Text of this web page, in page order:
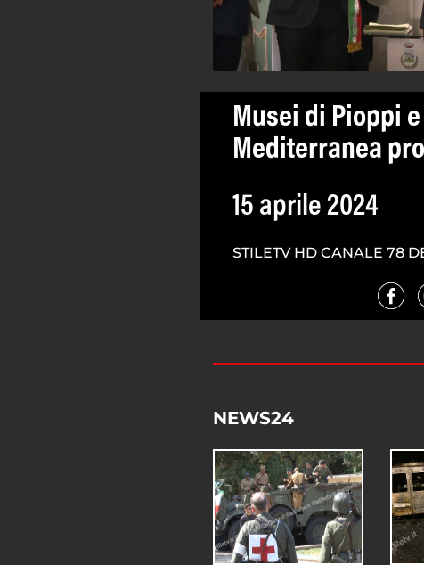
Musei di Pioppi
Mediterranea
15 aprile 2024
STILETV HD CANALE 78
NEWS24